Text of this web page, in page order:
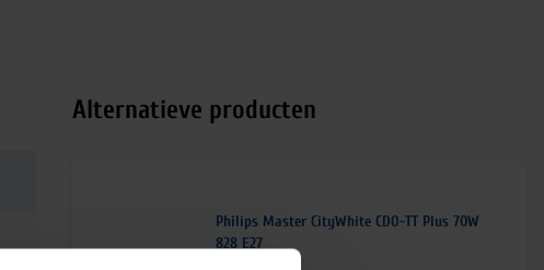
Alternatieve producten
Philips Master CityWhite CDO-TT Plus 70W
828 E27